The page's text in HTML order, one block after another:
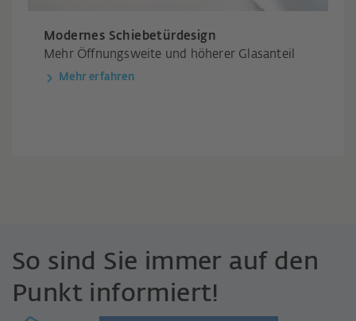
Modernes Schiebetürdesign
Mehr Öffnungsweite und höherer Glasanteil
Mehr erfahren
So sind Sie immer auf den
Punkt informiert!